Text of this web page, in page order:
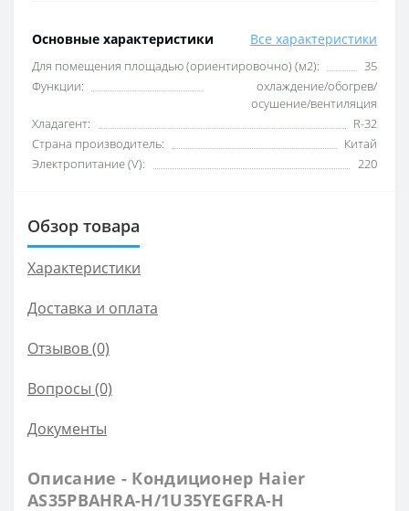
Основные характеристики Все характеристики
Для помещения площадью (ориентировочно) (м2):
35
Функции:
охлаждение/обогрев/
осушение/вентиляция
Хладагент:
R-32
Страна производитель:
Китай
Электропитание (V):
220
Обзор товара
Характеристики
Доставка и оплата
Отзывов (0)
Вопросы (0)
Документы
Описание - Кондиционер Haier
AS35PBAHRA-H/1U35YEGFRA-H